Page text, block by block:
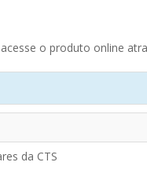
o produto online
da CTS